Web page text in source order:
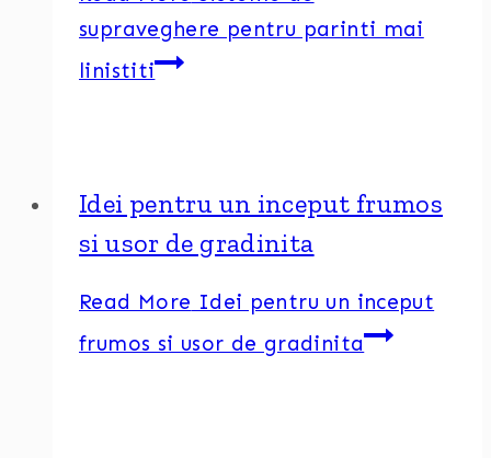
supraveghere pentru parinti mai
linistiti
Idei pentru un inceput frumos
si usor de gradinita
Read More Idei pentru un inceput
frumos si usor de gradinita